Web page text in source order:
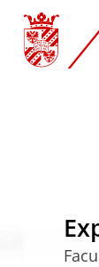
Skip
Content
Skip
Navigation